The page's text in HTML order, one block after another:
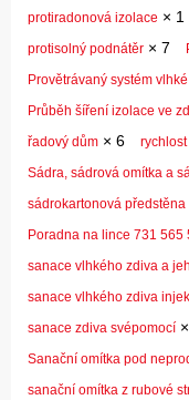
protiradonová izolace × 1
protisolný podnátěr × 7
Provětrávaný systém
Průběh šíření izolace ve
řadový dům × 6
Sádra, sádrová omítka a
sádrokartonová předstěna
Poradna na lince 731 565
sanace vlhkého zdiva a
sanace vlhkého zdiva
sanace zdiva svépomocí ×
Sanační omítka pod
sanační omítka z rubové